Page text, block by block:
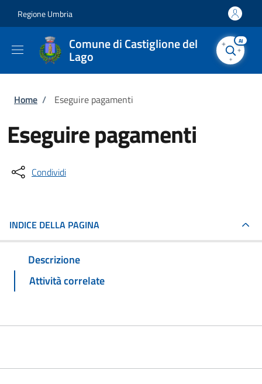
Regione Umbria
Comune di Castiglione del
Lago
AI
Briciole di pane
Home / Eseguire pagamenti
Eseguire pagamenti
Condividi
INDICE DELLA PAGINA
Descrizione
Attività correlate